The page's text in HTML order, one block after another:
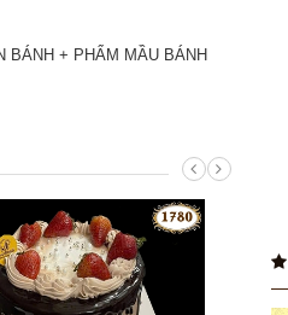
+ PHẨM MẦU BÁNH